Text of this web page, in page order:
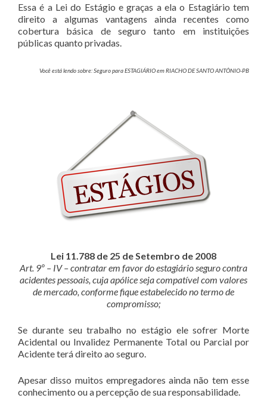
Essa é a Lei do Estágio e graças a ela o Estagiário tem
direito a algumas vantagens ainda recentes como
cobertura básica de seguro tanto em instituições
públicas quanto privadas.
Você está lendo sobre: Seguro para ESTAGIÁRIO em RIACHO DE SANTO ANTÔNIO-PB
Lei 11.788 de 25 de Setembro de 2008
Art. 9º – IV – contratar em favor do estagiário seguro contra
acidentes pessoais, cuja apólice seja compatível com valores
de mercado, conforme fique estabelecido no termo de
compromisso;
Se durante seu trabalho no estágio ele sofrer Morte
Acidental ou Invalidez Permanente Total ou Parcial por
Acidente terá direito ao seguro.
Apesar disso muitos empregadores ainda não tem esse
conhecimento ou a percepção de sua responsabilidade.